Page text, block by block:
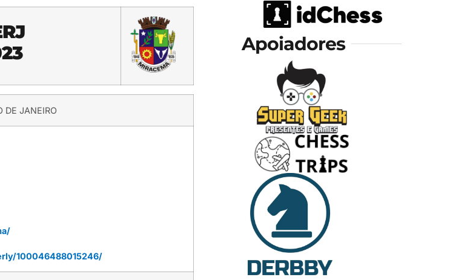
DE JANEIRO
100046488015246/
Apoiadores